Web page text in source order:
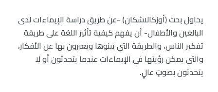
يحاول بحث (أوزكالاشكان) -عن طريق دراسة الإيماءات لدى
البالغين والأطفال- أن يفهم كيفية تأثير اللغة على طريقة
تفكير الناس، والطريقة التي يبنوها ويعبرون بها عن الأفكار،
والتي يمكن رؤيتها في الإيماءات عندما يتحدثون أو لا
يتحدثون بصوتٍ عالٍ.